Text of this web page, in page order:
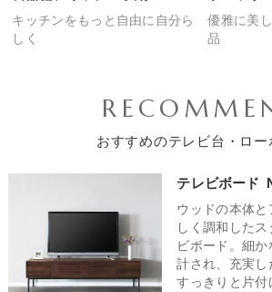
キッチンをもっと 自由に自分ら
しく
優雅に美
品
おすすめのテレビ台・ロー
テレビボード
ウッドの本体と
しく調和した
ビボード。細
計され、充実し
すっきりと片付